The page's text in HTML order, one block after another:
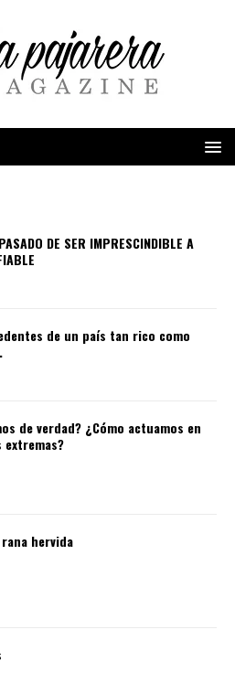
DE SER IMPRESCINDIBLE A
de un país tan rico como
de verdad? ¿Cómo actuamos en
hervida